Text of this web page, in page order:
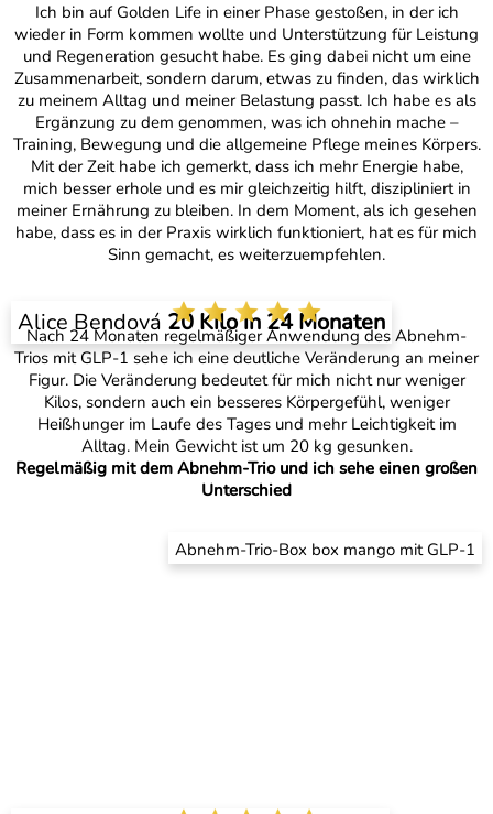
Ich bin auf Golden Life in einer Phase gestoßen, in der ich
wieder in Form kommen wollte und Unterstützung für Leistung
und Regeneration gesucht habe. Es ging dabei nicht um eine
Zusammenarbeit, sondern darum, etwas zu finden, das wirklich
zu meinem Alltag und meiner Belastung passt. Ich habe es als
Ergänzung zu dem genommen, was ich ohnehin mache –
Training, Bewegung und die allgemeine Pflege meines Körpers.
Mit der Zeit habe ich gemerkt, dass ich mehr Energie habe,
mich besser erhole und es mir gleichzeitig hilft, diszipliniert in
meiner Ernährung zu bleiben. In dem Moment, als ich gesehen
habe, dass es in der Praxis wirklich funktioniert, hat es für mich
Sinn gemacht, es weiterzuempfehlen.
Alice Bendová 20 Kilo in 24 Monaten
Nach 24 Monaten regelmäßiger Anwendung des Abnehm-
Trios mit GLP-1 sehe ich eine deutliche Veränderung an meiner
Figur. Die Veränderung bedeutet für mich nicht nur weniger
Kilos, sondern auch ein besseres Körpergefühl, weniger
Heißhunger im Laufe des Tages und mehr Leichtigkeit im
Alltag. Mein Gewicht ist um 20 kg gesunken.
Regelmäßig mit dem Abnehm-Trio und ich sehe einen großen
Unterschied
Abnehm-Trio-Box box mango mit GLP-1